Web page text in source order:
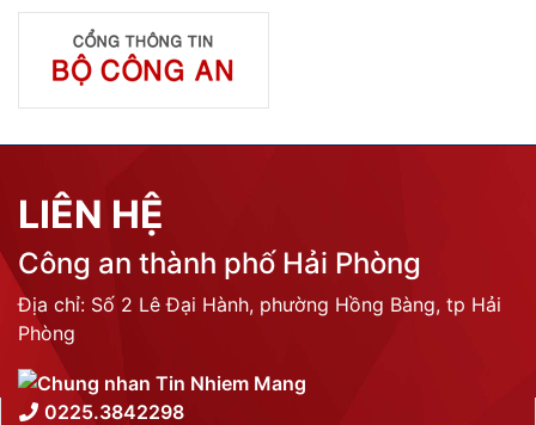
LIÊN HỆ
Công an thành phố Hải Phòng
Địa chỉ: Số 2 Lê Đại Hành, phường Hồng Bàng, tp Hải
Phòng
0225.3842298